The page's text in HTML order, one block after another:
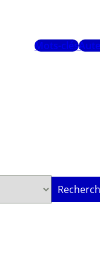
Mots-clés